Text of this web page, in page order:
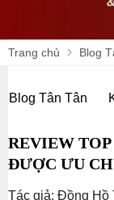
Trang chủ Blog
Blog Tân Tân
REVIEW
ĐƯỢC ƯU
Tác giả: Đồng Hồ